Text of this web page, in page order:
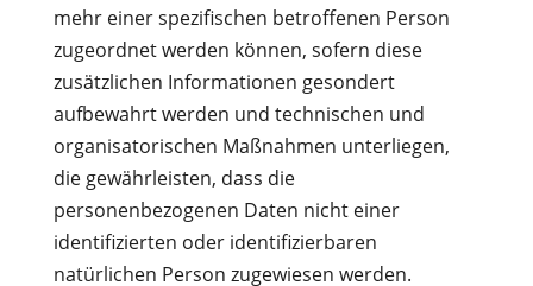
mehr einer spezifischen betroffenen Person
zugeordnet werden können, sofern diese
zusätzlichen Informationen gesondert
aufbewahrt werden und technischen und
organisatorischen Maßnahmen unterliegen,
die gewährleisten, dass die
personenbezogenen Daten nicht einer
identifizierten oder identifizierbaren
natürlichen Person zugewiesen werden.